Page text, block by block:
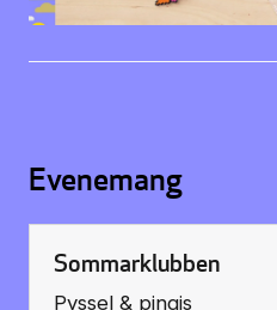
Att köpa biljett
Evenemang
Sommarklubben
Pyssel & pingis